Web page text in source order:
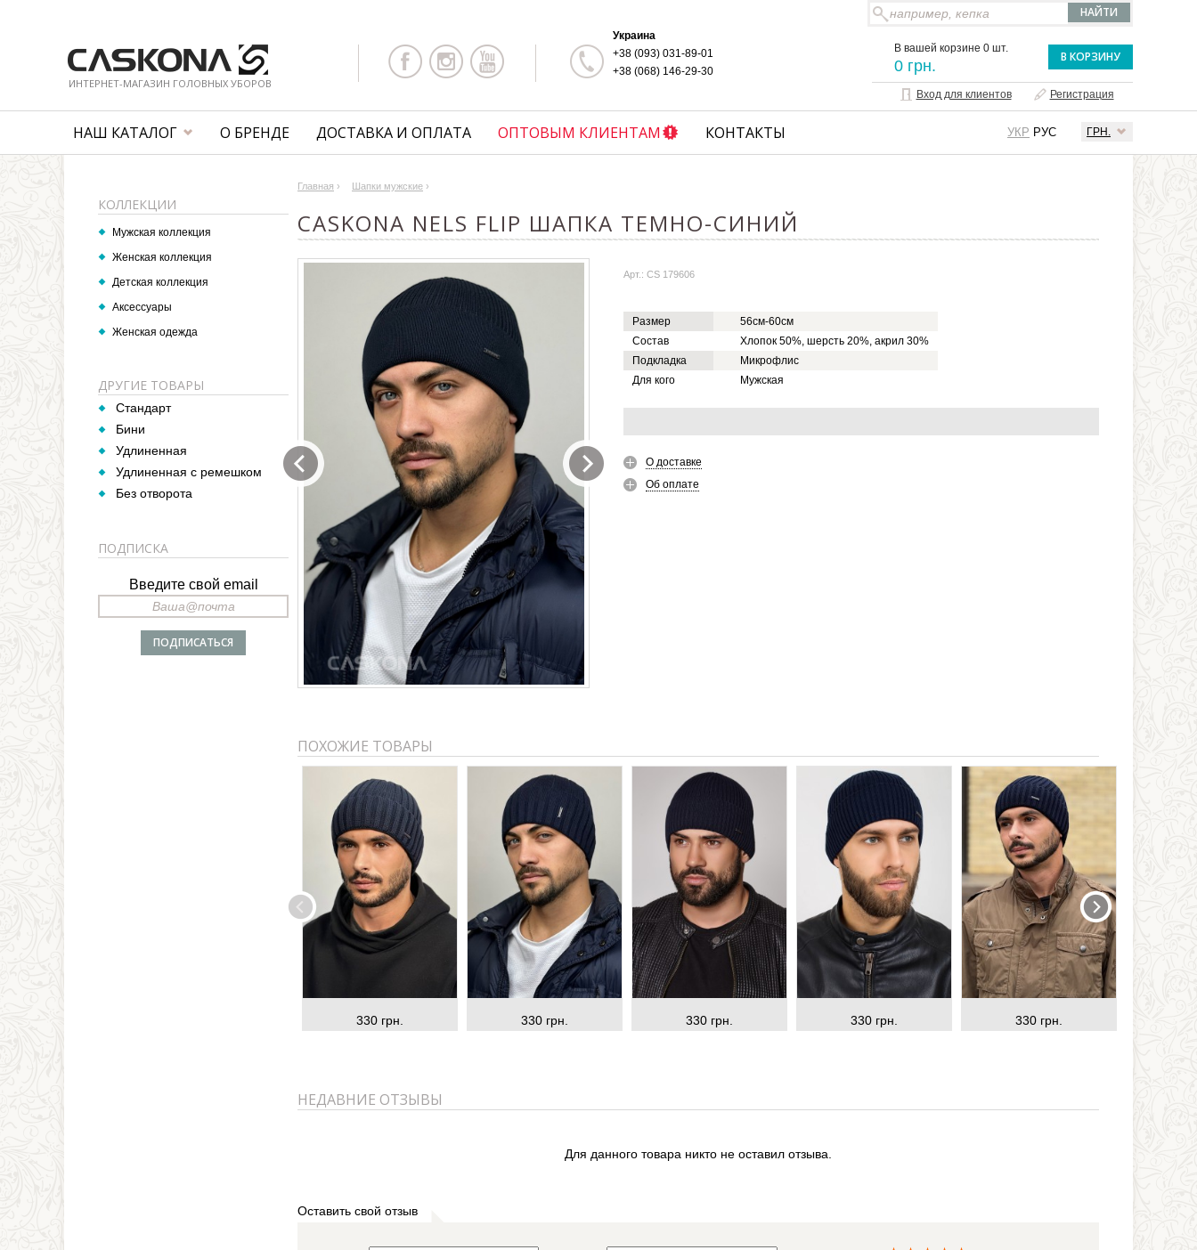
ИНТЕРНЕТ-МАГАЗИН ГОЛОВНЫХ УБОРОВ
Украина
+38 (093) 031-89-01
+38 (068) 146-29-30
В вашей корзине 0 шт.
0 грн.
В КОРЗИНУ
Вход для клиентов Регистрация
ГРН.
УКР РУС
НАШ КАТАЛОГ О БРЕНДЕ ДОСТАВКА И ОПЛАТА ОПТОВЫМ КЛИЕНТАМ КОНТАКТЫ
Главная › Шапки мужские ›
CASKONA NELS FLIP ШАПКА ТЕМНО-СИНИЙ
Арт.: CS 179606
Размер
56см-60см
Состав
Хлопок 50%, шерсть 20%, акрил 30%
Подкладка
Микрофлис
Для кого
Мужская
О доставке
Об оплате
ПОХОЖИЕ ТОВАРЫ
330 грн. 330 грн. 330 грн. 330 грн. 330 грн.
НЕДАВНИЕ ОТЗЫВЫ
Для данного товара никто не оставил отзыва.
Оставить свой отзыв
КОЛЛЕКЦИИ
Мужская коллекция
Женская коллекция
Детская коллекция
Аксессуары
Женская одежда
ДРУГИЕ ТОВАРЫ
Стандарт
Бини
Удлиненная
Удлиненная с ремешком
Без отворота
ПОДПИСКА
Введите свой email